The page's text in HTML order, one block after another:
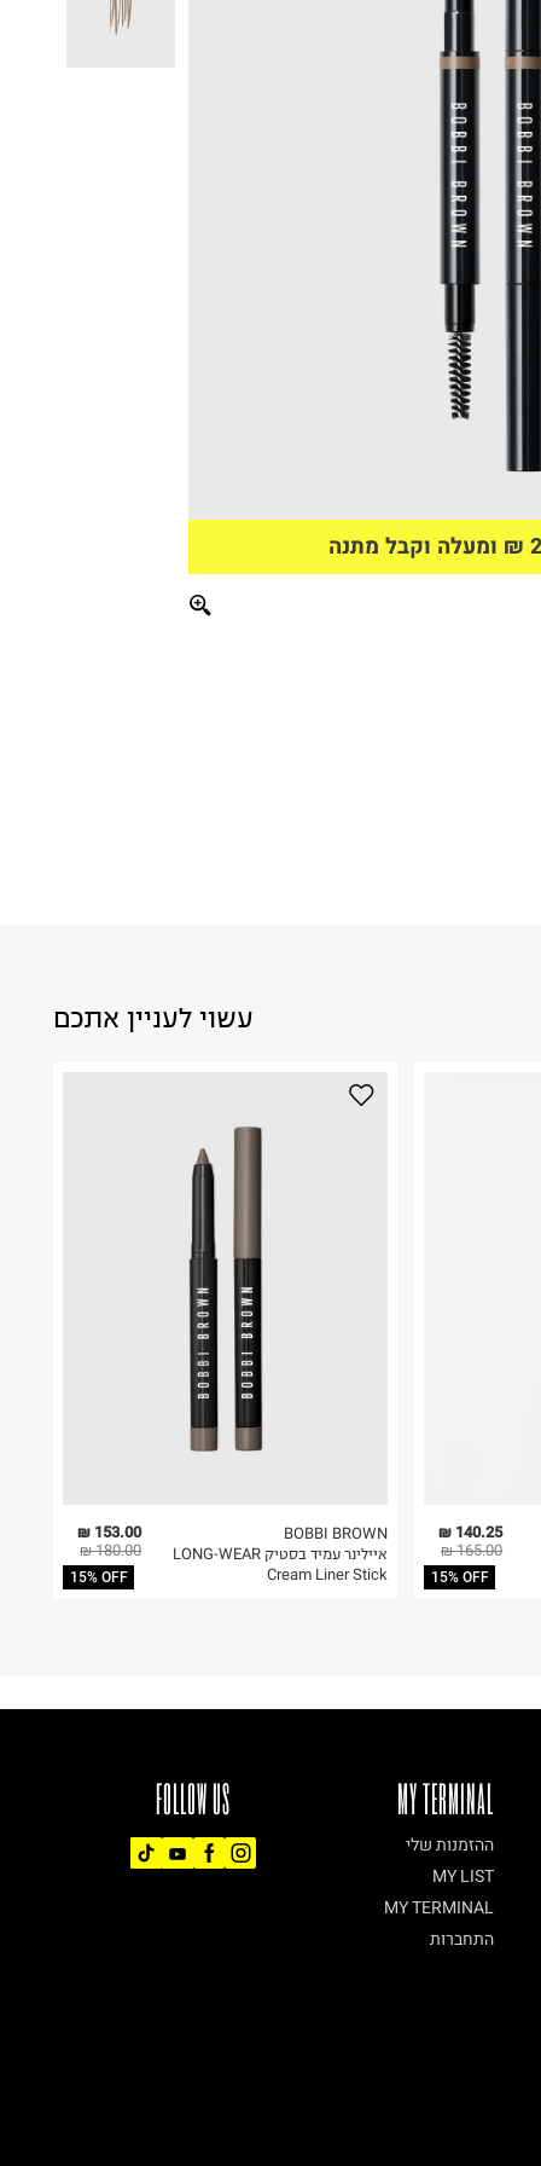
עשוי לעניין אתכם
153.00 ₪
180.00 ₪
15% OFF
BOBBI BROWN
איילינר עמיד בסטיק LONG-WEAR
Cream Liner Stick
140.25 ₪
165.00 ₪
15% OFF
FOLLOW US MY TERMINAL
ההזמנות שלי
MY LIST
MY TERMINAL
התחברות